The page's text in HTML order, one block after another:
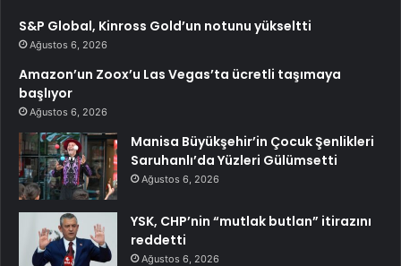
S&P Global, Kinross Gold’un notunu yükseltti
Ağustos 6, 2026
Amazon’un Zoox’u Las Vegas’ta ücretli taşımaya
başlıyor
Ağustos 6, 2026
Manisa Büyükşehir’in Çocuk Şenlikleri
Saruhanlı’da Yüzleri Gülümsetti
Ağustos 6, 2026
YSK, CHP’nin “mutlak butlan” itirazını
reddetti
Ağustos 6, 2026